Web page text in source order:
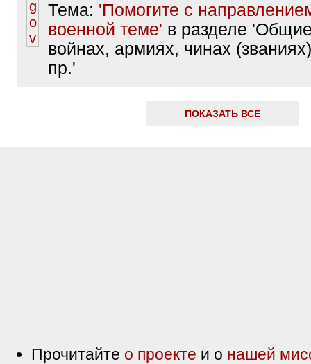
Тема: 'Помогите с
военной теме' в разделе
войнах, армиях, чинах
пр.'
ПОКАЗАТЬ ВСЕ
Прочитайте о проекте и о нашей